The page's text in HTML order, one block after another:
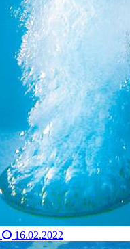
16.02.2022